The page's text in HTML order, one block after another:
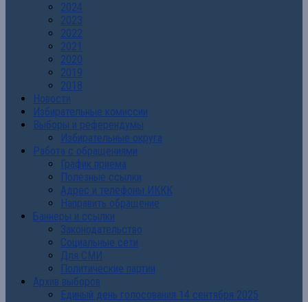
2024
2023
2022
2021
2020
2019
2018
Новости
Избирательные комиссии
Выборы и референдумы
Избирательные округа
Работа с обращениями
График приема
Полезные ссылки
Адрес и телефоны ИККК
Направить обращение
Баннеры и ссылки
Законодательство
Социальные сети
Для СМИ
Политические партии
Архив выборов
Единый день голосования 14 сентября 2025